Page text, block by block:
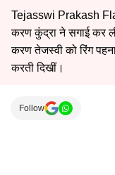
Tejasswi Prakash
करण कुंद्रा ने सगाई कर
करण तेजस्वी को रिंग
करती दिखीं।
Follow